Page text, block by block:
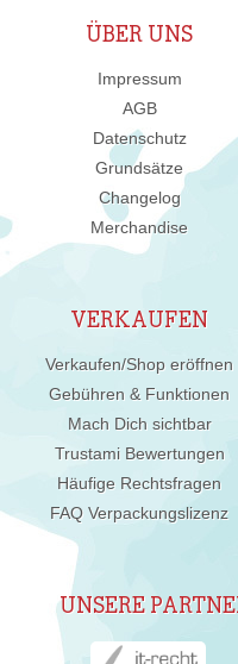
ÜBER UNS
Impressum
AGB
Datenschutz
Grundsätze
Changelog
Merchandise
VERKAUFEN
Verkaufen/Shop eröffnen
Gebühren & Funktionen
Mach Dich sichtbar
Trustami Bewertungen
Häufige Rechtsfragen
FAQ Verpackungslizenz
UNSERE